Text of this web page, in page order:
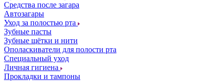
Средства после загара
Автозагары
Уход за полостью рта
Зубные пасты
Зубные щётки и нити
Ополаскиватели для полости рта
Специальный уход
Личная гигиена
Прокладки и тампоны